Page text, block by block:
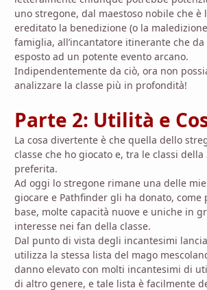
uno stregone, dal maestoso nobile che è
ereditato la benedizione (o la
famiglia, all’incantatore itinerante che
esposto ad un potente evento arcano.
Indipendentemente da ciò, ora non
analizzare la classe più in profondità!
Parte 2: Utilità e
La cosa divertente è che quella dello
classe che ho giocato e, tra le classi della
preferita.
Ad oggi lo stregone rimane una delle
giocare e Pathfinder gli ha donato, come
base, molte capacità nuove e uniche in
interesse nei fan della classe.
Dal punto di vista degli incantesimi
utilizza la stessa lista del mago
danno elevato con molti incantesimi di
di altro genere, e tale lista è facilmente